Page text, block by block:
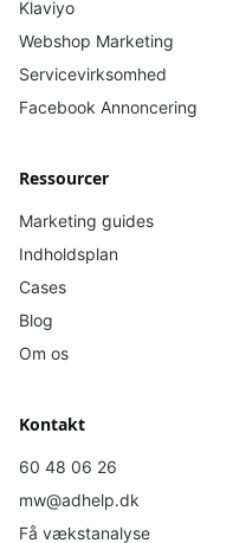
Klaviyo
Webshop Marketing
Servicevirksomhed
Facebook Annoncering
Ressourcer
Marketing guides
Indholdsplan
Cases
Blog
Om os
Kontakt
60 48 06 26
mw@adhelp.dk
Få vækstanalyse